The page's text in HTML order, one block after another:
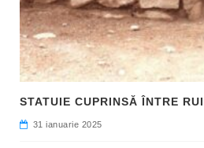
31 ianuarie 2025